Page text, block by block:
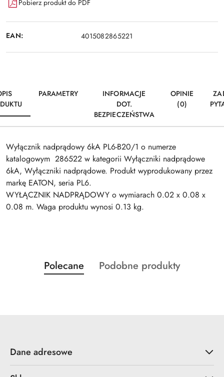
Pobierz produkt do PDF
EAN: 4015082865221
PARAMETRY
INFORMACJE
DOT.
BEZPIECZEŃSTWA
OPINIE
(0)
Wyłącznik nadprądowy 6kA PL6-B20/1 o numerze
katalogowym 286522 w kategorii Wyłączniki nadprądowe
6kA, Wyłączniki nadprądowe. Produkt wyprodukowany przez
markę EATON, seria PL6.
WYŁĄCZNIK NADPRĄDOWY o wymiarach 0.02 x 0.08 x
0.08 m. Waga produktu wynosi 0.13 kg.
Pomiń karuzelę produktów
Produkty
o
Polecane
Produkty
Podobne produkty
Dane adresowe